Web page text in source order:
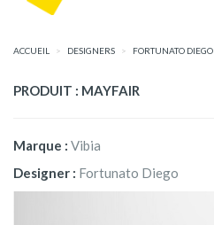
ACCUEIL DESIGNERS FORTUNATO DIEGO
PRODUIT : MAYFAIR
Marque : Vibia
Designer : Fortunato Diego